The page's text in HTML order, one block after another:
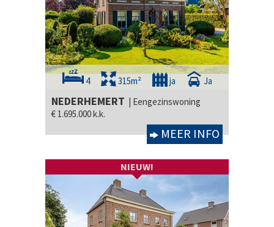
4 315m² ja Ja
NEDERHEMERT | Eengezinswoning
€ 1.695.000 k.k.
MEER INFO
NIEUW!